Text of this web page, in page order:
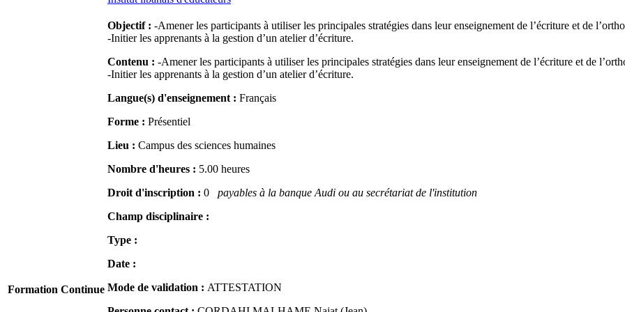
Formation Continue
Objectif : -Amener les participants à utiliser les principales stratégies dans leur enseignement de l’écriture et de
-Initier les apprenants à la gestion d’un atelier d’écriture.
Contenu : -Amener les participants à utiliser les principales stratégies dans leur enseignement de l’écriture et de
-Initier les apprenants à la gestion d’un atelier d’écriture.
Langue(s) d'enseignement : Français
Forme : Présentiel
Lieu : Campus des sciences humaines
Nombre d'heures : 5.00 heures
Droit d'inscription : 0 payables à la banque Audi ou au secrétariat de l'institution
Champ disciplinaire :
Type :
Date :
Mode de validation : ATTESTATION